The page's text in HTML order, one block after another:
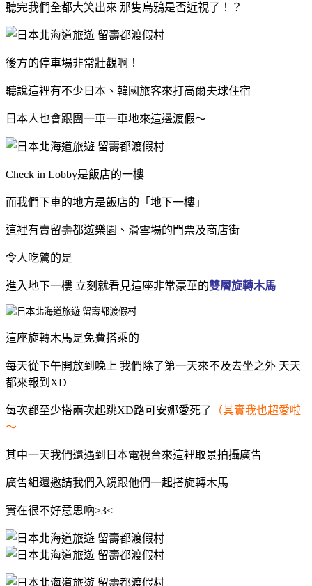
聽完我們全都大笑出來 那隻烏鴉是否近視了！？
後方的停車場非常壯觀啊！
聽說這裡有不少日本、韓國旅客來打高爾夫球住宿
日本人也會跟團一車一車地來這邊渡假～
Check in Lobby是飯店的一樓
而我們下車的地方是飯店的「地下一樓」
這裡有賣留壽都遊樂園、滑雪場的門票及商店街
令人吃驚的是
進入地下一樓 立刻就看見這座非常豪華的雙層旋轉木馬
這座旋轉木馬是免費搭乘的
每天從下午開放到晚上 我們除了第一天來不及去坐之外 天天
都來報到XD
每次都至少搭兩次起跳XD路可安娜愛死了
（其實我也超愛啦
～
其中一天我們還遇到日本電視台來這裡取景拍攝廣告
廣告組還邀請我們入鏡跟他們一起搭旋轉木馬
實在很不好意思吶>3<